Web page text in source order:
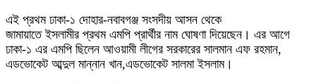
এই প্রথম ঢাকা-১ দোহার-নবাবগঞ্জ সংসদীয় আসন থেকে
জামায়াতে ইসলামীর প্রথম এমপি প্রার্থীর নাম ঘোষণা দিয়েছেন। এর আগে
ঢাকা-১ এর এমপি ছিলেন আওয়ামী লীগের সরকারের সালমান এফ রহমান,
এডভোকেট আব্দুল মান্নান খান,এডভোকেট সালমা ইসলাম।